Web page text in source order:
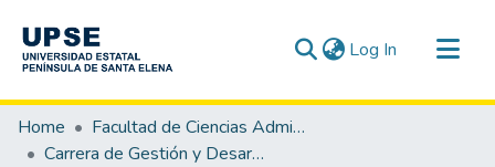
Log In (current)
Communities & Collections
All of DSpace
Home
Facultad de Ciencias Administrativas
Carrera de Gestión y Desarrollo Turístico